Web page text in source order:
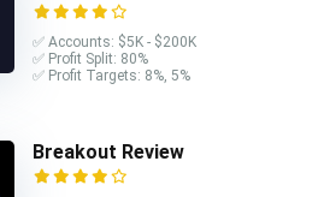
✅ Accounts: $5K - $200K
✅ Profit Split: 80%
✅ Profit Targets: 8%, 5%
Breakout Review